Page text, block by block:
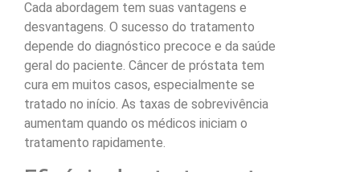
Cada abordagem tem suas vantagens e
desvantagens. O sucesso do tratamento
depende do diagnóstico precoce e da saúde
geral do paciente. Câncer de próstata tem
cura em muitos casos, especialmente se
tratado no início. As taxas de sobrevivência
aumentam quando os médicos iniciam o
tratamento rapidamente.